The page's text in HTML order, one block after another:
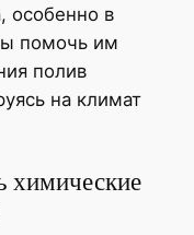
особенно в
помочь им
полив
на климат
химические